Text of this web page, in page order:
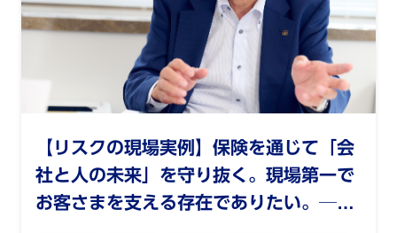
【リスクの現場実例】保険を通じて「会
社と人の未来」を守り抜く。現場第一で
お客さまを支える存在でありたい。──